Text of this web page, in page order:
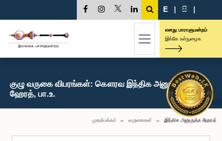
E | සි |
எனது பாராளுமன்றம்
இங்கே உள்நுழைக
குழு வருகை விபரங்கள்: கௌரவ இந்திக அனுருத்த
ஹேரத், பா.உ.
முதற்பக்கம் வருகைகள் இந்திக அனுருத்த ஹேரத்